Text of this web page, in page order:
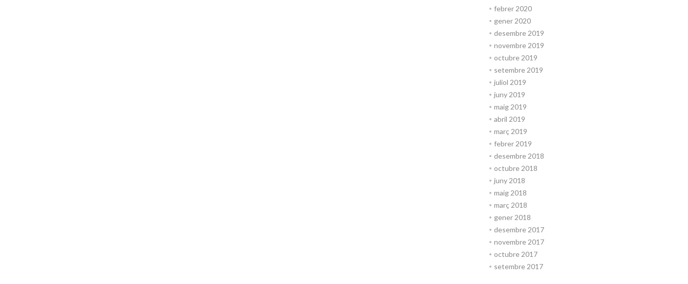
febrer 2020
gener 2020
desembre 2019
novembre 2019
octubre 2019
setembre 2019
juliol 2019
juny 2019
maig 2019
abril 2019
març 2019
febrer 2019
desembre 2018
octubre 2018
juny 2018
maig 2018
març 2018
gener 2018
desembre 2017
novembre 2017
octubre 2017
setembre 2017